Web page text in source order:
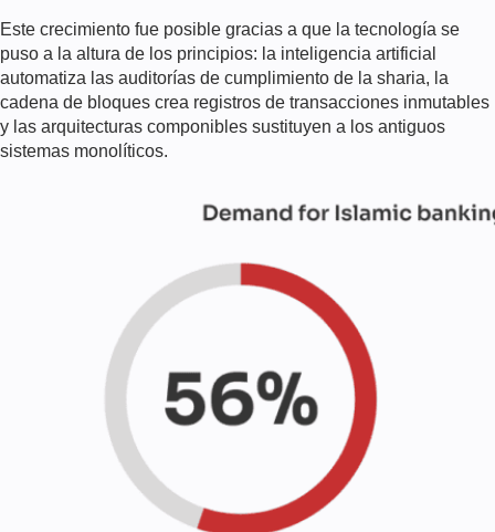
Este crecimiento fue posible gracias a que la tecnología se
puso a la altura de los principios: la inteligencia artificial
automatiza las auditorías de cumplimiento de la sharia, la
cadena de bloques crea registros de transacciones inmutables
y las arquitecturas componibles sustituyen a los antiguos
sistemas monolíticos.